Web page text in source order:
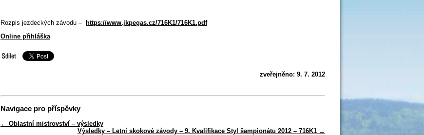
Rozpis jezdeckých závodu – https://www.jkpegas.cz/716K1/716K1.pdf
Online přihláška
zveřejněno: 9. 7. 2012
Navigace pro příspěvky
← Oblastní mistrovství – výsledky
Výsledky – Letní skokové závody – 9. Kvalifikace Styl šampionátu 2012 – 716K1 →